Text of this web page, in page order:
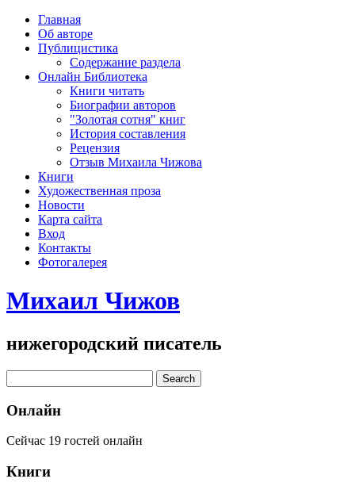
Главная
Об авторе
Публицистика
Содержание раздела
Онлайн Библиотека
Книги читать
Биографии авторов
"Золотая сотня" книг
История составления
Рецензия
Отзыв Михаила Чижова
Книги
Художественная проза
Новости
Карта сайта
Вход
Контакты
Фотогалерея
Михаил Чижов
нижегородский писатель
Онлайн
Сейчас 19 гостей онлайн
Книги